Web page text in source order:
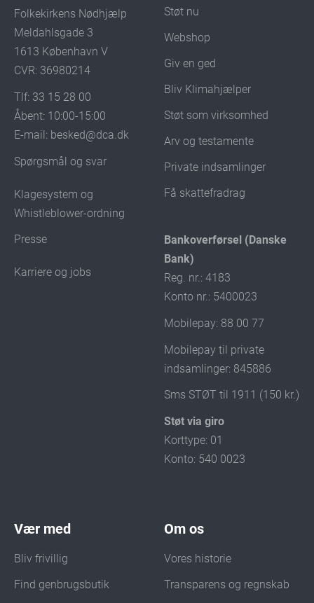
Folkekirkens Nødhjælp
Meldahlsgade 3
1613 København V
CVR: 36980214
Tlf: 33 15 28 00
Åbent: 10:00-15:00
E-mail: besked@dca.dk
Spørgsmål og svar
Klagesystem og
Whistleblower-ordning
Presse
Karriere og jobs
Støt nu
Webshop
Giv en ged
Bliv Klimahjælper
Støt som virksomhed
Arv og testamente
Private indsamlinger
Få skattefradrag
Bankoverførsel (Danske
Bank)
Reg. nr.: 4183
Konto nr.: 5400023
Mobilepay: 88 00 77
Mobilepay til private
indsamlinger: 845886
Sms STØT til 1911 (150 kr.)
Støt via giro
Korttype: 01
Konto: 540 0023
Vær med
Bliv frivillig
Find genbrugsbutik
Om os
Vores historie
Transparens og regnskab